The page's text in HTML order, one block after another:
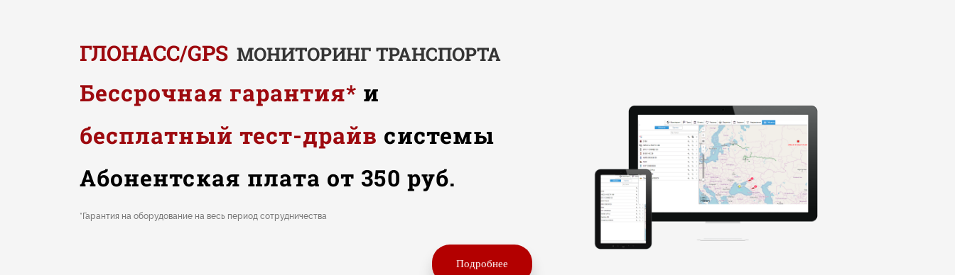
ГЛОНАСС/GPS МОНИТОРИНГ ТРАНСПОРТА
Бессрочная гарантия* и
бесплатный тест-драйв системы
Абонентская плата от 350 руб.
*Гарантия на оборудование на весь период сотрудничества
Подробнее